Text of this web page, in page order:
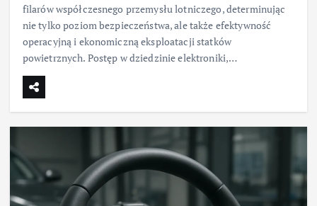
filarów współczesnego przemysłu lotniczego, determinując
nie tylko poziom bezpieczeństwa, ale także efektywność
operacyjną i ekonomiczną eksploatacji statków
powietrznych. Postęp w dziedzinie elektroniki,…